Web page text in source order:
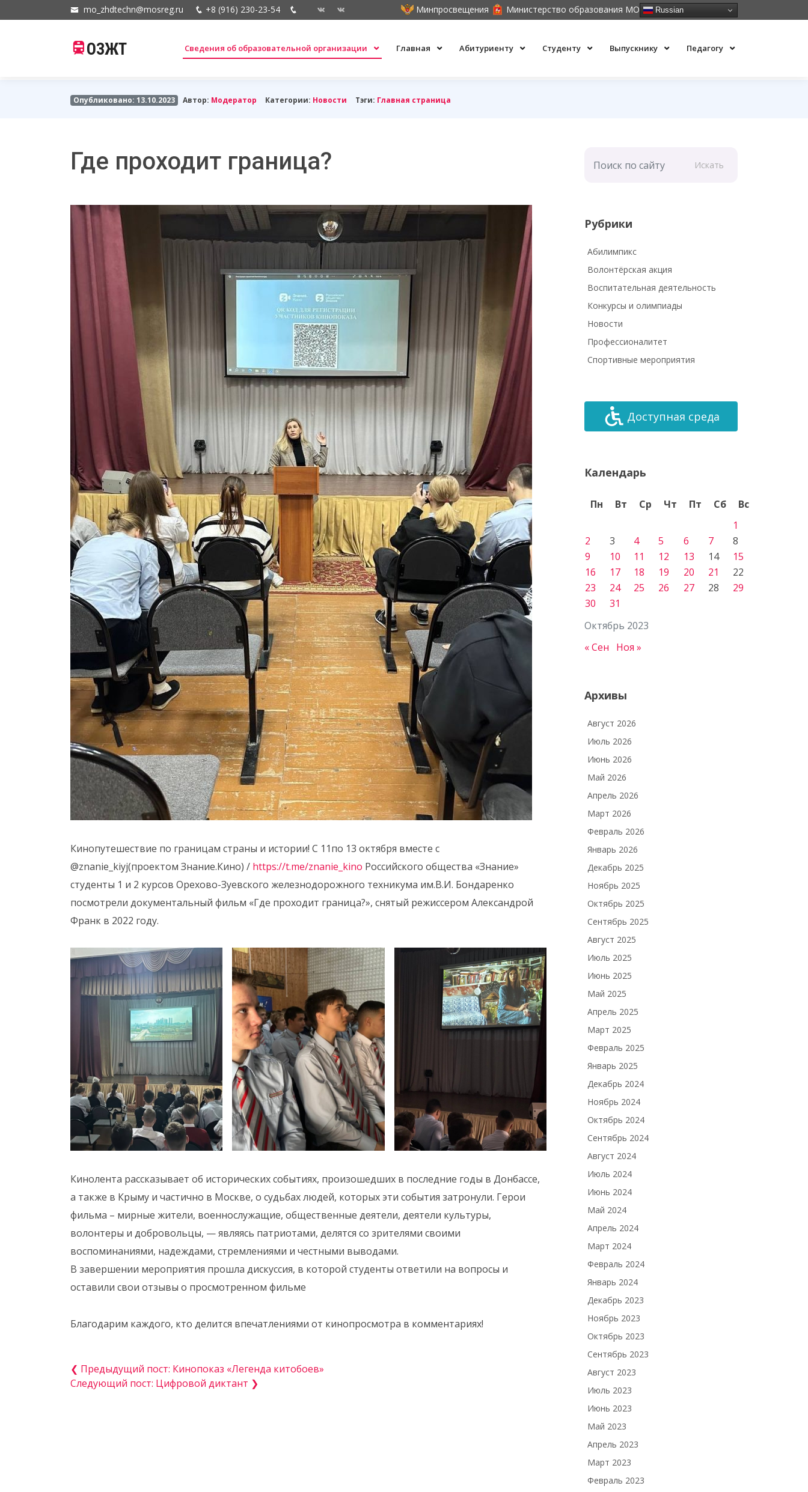
mo_zhdtechn@mosreg.ru +8 (916) 230-23-54 Минпросвещения Министерство образования МО Russian
ОЗЖТ Сведения об образовательной организации Главная Абитуриенту Студенту Выпускнику Педагогу
Опубликовано: 13.10.2023 Автор: Модератор Категории: Новости Тэги: Главная страница
Где проходит граница?
Кинопутешествие по границам страны и истории! С 11по 13 октября вместе с
@znanie_kiyj(проектом Знание.Кино) / https://t.me/znanie_kino Российского общества «Знание»
студенты 1 и 2 курсов Орехово-Зуевского железнодорожного техникума им.В.И. Бондаренко
посмотрели документальный фильм «Где проходит граница?», снятый режиссером Александрой
Франк в 2022 году.
Кинолента рассказывает об исторических событиях, произошедших в последние годы в Донбассе,
а также в Крыму и частично в Москве, о судьбах людей, которых эти события затронули. Герои
фильма – мирные жители, военнослужащие, общественные деятели, деятели культуры,
волонтеры и добровольцы, — являясь патриотами, делятся со зрителями своими
воспоминаниями, надеждами, стремлениями и честными выводами.
В завершении мероприятия прошла дискуссия, в которой студенты ответили на вопросы и
оставили свои отзывы о просмотренном фильме
Благодарим каждого, кто делится впечатлениями от кинопросмотра в комментариях!
❮ Предыдущий пост: Кинопоказ «Легенда китобоев»
Следующий пост: Цифровой диктант ❯
Искать
Рубрики
Абилимпикс
Волонтёрская акция
Воспитательная деятельность
Конкурсы и олимпиады
Новости
Профессионалитет
Спортивные мероприятия
Доступная среда
Календарь
Октябрь 2023
Пн Вт Ср Чт Пт Сб
Вс
1
2
3 4 5 6 7
8
9
10 11 12 13 14
15
16
17 18 19 20 21
22
23
24 25 26 27 28
29
30
31
« Сен Ноя »
Архивы
Август 2026
Июль 2026
Июнь 2026
Май 2026
Апрель 2026
Март 2026
Февраль 2026
Январь 2026
Декабрь 2025
Ноябрь 2025
Октябрь 2025
Сентябрь 2025
Август 2025
Июль 2025
Июнь 2025
Май 2025
Апрель 2025
Март 2025
Февраль 2025
Январь 2025
Декабрь 2024
Ноябрь 2024
Октябрь 2024
Сентябрь 2024
Август 2024
Июль 2024
Июнь 2024
Май 2024
Апрель 2024
Март 2024
Февраль 2024
Январь 2024
Декабрь 2023
Ноябрь 2023
Октябрь 2023
Сентябрь 2023
Август 2023
Июль 2023
Июнь 2023
Май 2023
Апрель 2023
Март 2023
Февраль 2023